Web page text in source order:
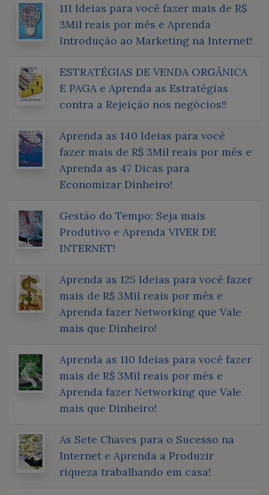
111 Ideias para você fazer mais de R$
3Mil reais por mês e Aprenda
Introdução ao Marketing na Internet!
ESTRATÉGIAS DE VENDA ORGÂNICA
E PAGA e Aprenda as Estratégias
contra a Rejeição nos negócios!!
Aprenda as 140 Ideias para você
fazer mais de R$ 3Mil reais por mês e
Aprenda as 47 Dicas para
Economizar Dinheiro!
Gestão do Tempo: Seja mais
Produtivo e Aprenda VIVER DE
INTERNET!
Aprenda as 125 Ideias para você fazer
mais de R$ 3Mil reais por mês e
Aprenda fazer Networking que Vale
mais que Dinheiro!
Aprenda as 110 Ideias para você fazer
mais de R$ 3Mil reais por mês e
Aprenda fazer Networking que Vale
mais que Dinheiro!
As Sete Chaves para o Sucesso na
Internet e Aprenda a Produzir
riqueza trabalhando em casa!